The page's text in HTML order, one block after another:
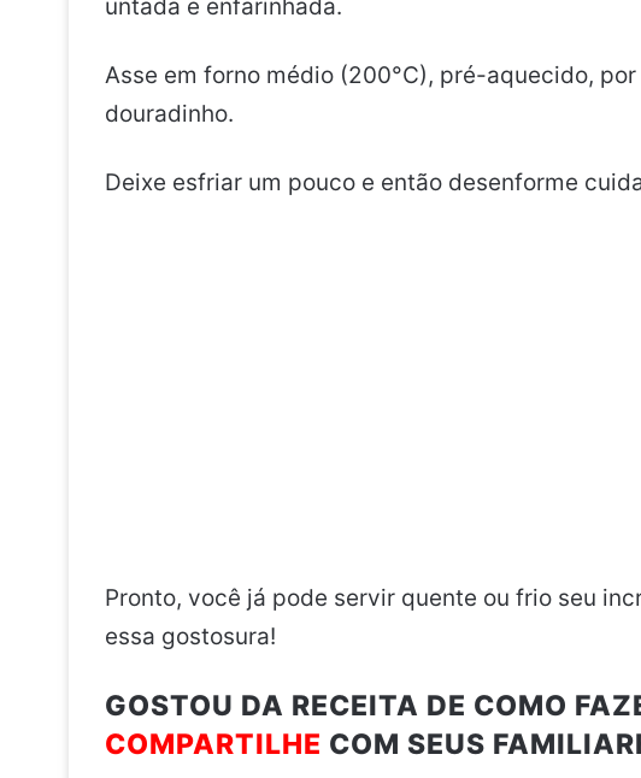
untada e enfarinhada.
Asse em forno médio (200°C), pré-aquecido,
douradinho.
Deixe esfriar um pouco e então desenforme
Pronto, você já pode servir quente ou frio seu
essa gostosura!
GOSTOU DA RECEITA DE COMO
COMPARTILHE COM SEUS